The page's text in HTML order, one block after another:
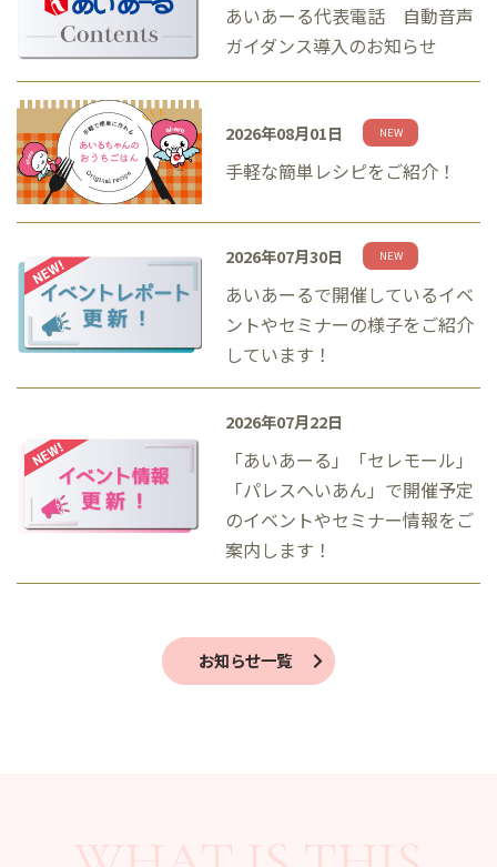
あいあーる代表電話 自動音声
ガイダンス導入のお知らせ
2026年08月01日 NEW
手軽な簡単レシピをご紹介！
2026年07月30日 NEW
あいあーるで開催しているイベ
ントやセミナーの様子をご紹介
しています！
2026年07月22日
「あいあーる」「セレモール」
「パレスへいあん」で開催予定
のイベントやセミナー情報をご
案内します！
お知らせ一覧